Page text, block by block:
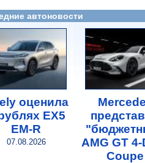
автоновости
оценила
EX5
EM-R
07.08.2026
AMG GT
Coupe